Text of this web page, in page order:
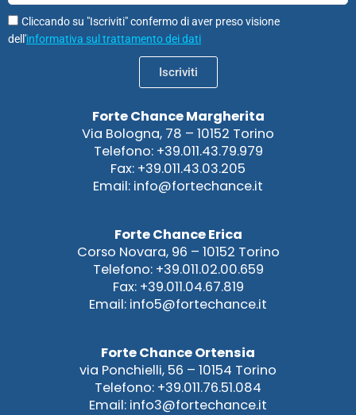
Cliccando su "Iscriviti" confermo di aver preso visione
dell'informativa sul trattamento dei dati
Iscriviti
Forte Chance Margherita
Via Bologna, 78 – 10152 Torino
Telefono: +39.011.43.79.979
Fax: +39.011.43.03.205
Email: info@fortechance.it
Forte Chance Erica
Corso Novara, 96 – 10152 Torino
Telefono: +39.011.02.00.659
Fax: +39.011.04.67.819
Email: info5@fortechance.it
Forte Chance Ortensia
via Ponchielli, 56 – 10154 Torino
Telefono: +39.011.76.51.084
Email: info3@fortechance.it